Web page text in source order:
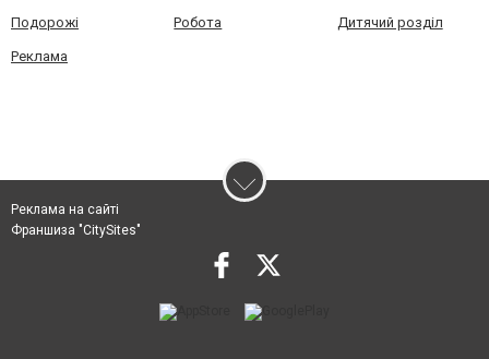
Подорожі Робота Дитячий розділ
Реклама
Реклама на сайті
Франшиза "CitySites"